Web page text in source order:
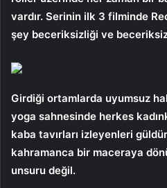
vardır. Serinin ilk 3 filminde
şey beceriksizliği ve
Girdiği ortamlarda uyumsuz
yoga sahnesinde herkes
kaba tavırları izleyenleri
kahramanca bir maceraya
unsuru değil.